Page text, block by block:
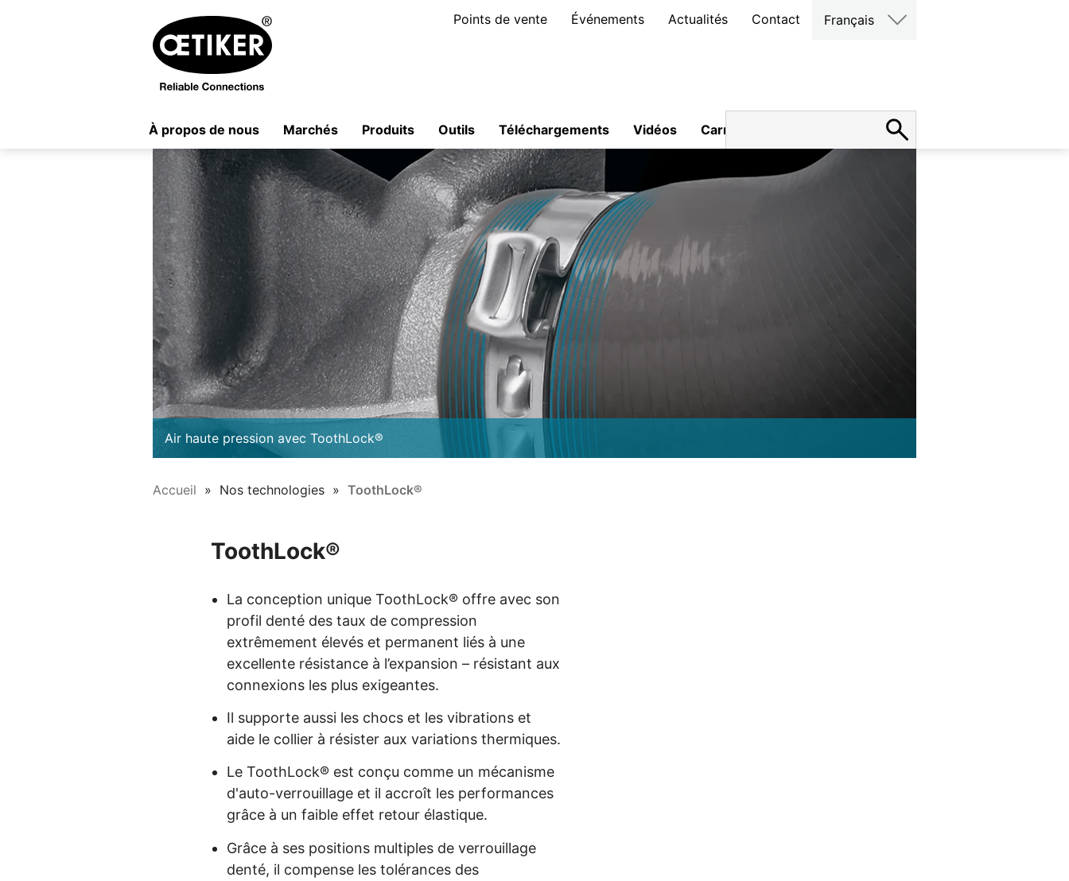
Points de vente Événements Actualités Contact Français
À propos de nous Marchés Produits Outils Téléchargements Vidéos Carrières
Air haute pression avec ToothLock®
Accueil Nos technologies ToothLock®
ToothLock®
La conception unique ToothLock® offre avec son
profil denté des taux de compression
extrêmement élevés et permanent liés à une
excellente résistance à l’expansion – résistant aux
connexions les plus exigeantes.
Il supporte aussi les chocs et les vibrations et
aide le collier à résister aux variations thermiques.
Le ToothLock® est conçu comme un mécanisme
d'auto-verrouillage et il accroît les performances
grâce à un faible effet retour élastique.
Grâce à ses positions multiples de verrouillage
denté, il compense les tolérances des